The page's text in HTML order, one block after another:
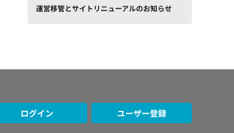
運営移管とサイトリニューアルのお知らせ
ログイン ユーザー登録